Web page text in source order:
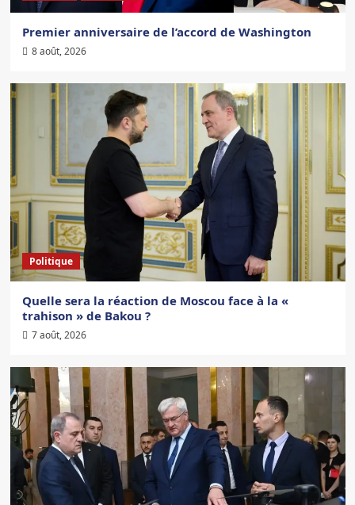
Premier anniversaire de l’accord de Washington
8 août, 2026
Politique
Quelle sera la réaction de Moscou face à la «
trahison » de Bakou ?
7 août, 2026